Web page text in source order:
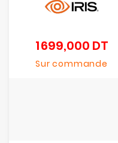
1 699,000 DTPrix
Sur commande